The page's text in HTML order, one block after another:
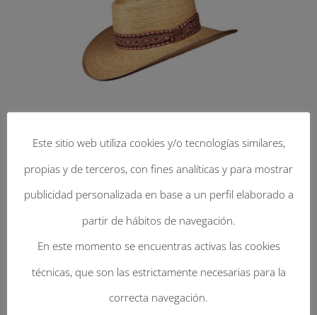
Enviar Un Comentario
Tu dirección de correo electrónico no será
publicada.Los campos obligatorios están
marcados con*
Este sitio web utiliza cookies y/o tecnologías similares,
propias y de terceros, con fines analíticas y para mostrar
publicidad personalizada en base a un perfil elaborado a
partir de hábitos de navegación.
En este momento se encuentras activas las cookies
técnicas, que son las estrictamente necesarias para la
correcta navegación.